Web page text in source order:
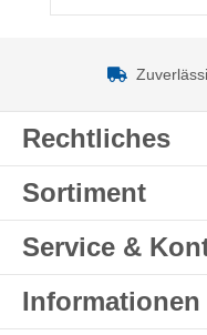
Rechtliches
Sortiment
Service &
Informationen